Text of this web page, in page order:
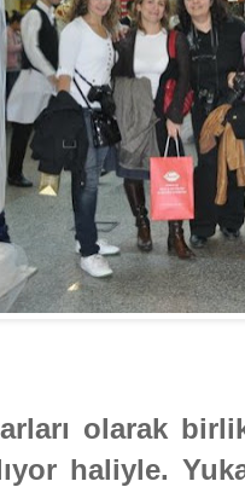
olarak
haliyle.